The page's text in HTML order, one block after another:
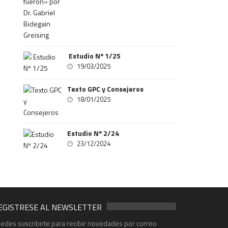
Estudio Nº 1/25
19/03/2025
Texto GPC y Consejeros
18/01/2025
Estudio Nº 2/24
23/12/2024
AL NEWSLETTER
suscribirte para recibir novedades por correo